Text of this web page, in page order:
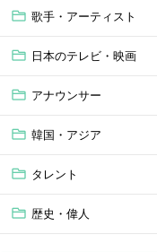
歌手・アーティスト
日本のテレビ・映画
アナウンサー
韓国・アジア
タレント
歴史・偉人